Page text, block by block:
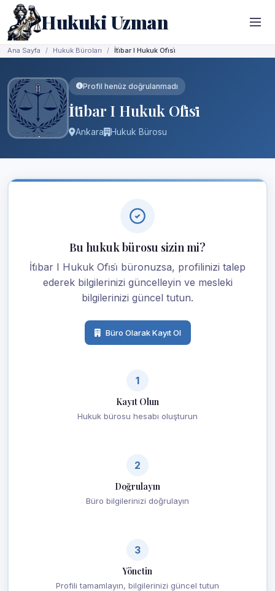
Hukuki Uzman
Ana Sayfa Hukuk Büroları İti̇bar I Hukuk Ofi̇si̇
Profil henüz doğrulanmadı
İti̇bar I Hukuk Ofi̇si̇
Ankara Hukuk Bürosu
Bu hukuk bürosu sizin mi?
İti̇bar I Hukuk Ofi̇si̇ büronuzsa, profilinizi talep
ederek bilgilerinizi güncelleyin ve mesleki
bilgilerinizi güncel tutun.
Büro Olarak Kayıt Ol
1
Kayıt Olun
Hukuk bürosu hesabı oluşturun
2
Doğrulayın
Büro bilgilerinizi doğrulayın
3
Yönetin
Profili tamamlayın, bilgilerinizi güncel tutun